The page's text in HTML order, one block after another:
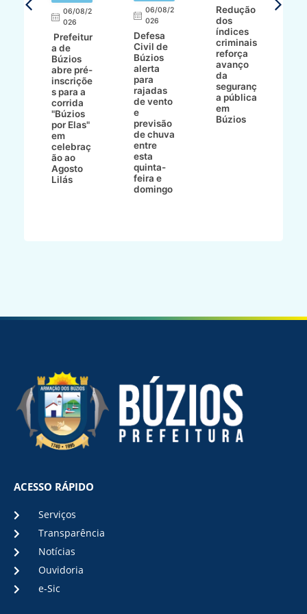
06/08/2
026
Prefeitur
a de
Búzios
abre pré-
inscriçõe
s para a
corrida
"Búzios
por Elas"
em
celebraç
ão ao
Agosto
Lilás
06/08/2
026
Defesa
Civil de
Búzios
alerta
para
rajadas
de vento
e
previsão
de chuva
entre
esta
quinta-
feira e
domingo
Redução
dos
índices
criminais
reforça
avanço
da
seguranç
a pública
em
Búzios
ACESSO RÁPIDO
Serviços
Transparência
Notícias
Ouvidoria
e-Sic